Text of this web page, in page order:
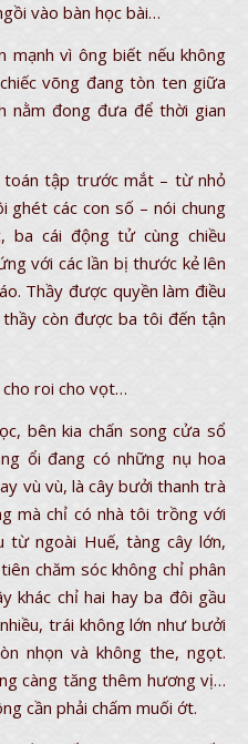
vào bàn học bài…
mạnh vì ông biết nếu không
võng đang tòn ten giữa
nằm đong đưa để thời gian
toán tập trước mắt – từ nhỏ
ghét các con số – nói chung
ba cái động tử cùng chiều
với các lần bị thước kẻ lên
Thầy được quyền làm điều
còn được ba tôi đến tận
roi cho vọt…
bên kia chấn song cửa sổ
ổi đang có những nụ hoa
vù vù, là cây bưởi thanh trà
mà chỉ có nhà tôi trồng với
từ ngoài Huế, tàng cây lớn,
chăm sóc không chỉ phân
khác chỉ hai hay ba đôi gầu
trái không lớn như bưởi
nhọn và không the, ngọt.
càng tăng thêm hương vị…
cần phải chấm muối ớt.